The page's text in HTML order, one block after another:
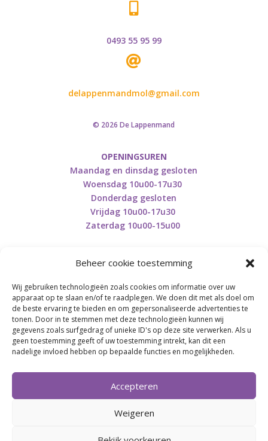
Beheer cookie toestemming
Wij gebruiken technologieën zoals cookies om informatie over uw
apparaat op te slaan en/of te raadplegen. We doen dit met als doel om
de beste ervaring te bieden en om gepersonaliseerde advertenties te
tonen. Door in te stemmen met deze technologieën kunnen wij
gegevens zoals surfgedrag of unieke ID's op deze site verwerken. Als u
geen toestemming geeft of uw toestemming intrekt, kan dit een
nadelige invloed hebben op bepaalde functies en mogelijkheden.
Accepteren
Weigeren

0493 55 95 99

delappenmandmol@gmail.com
© 2026 De Lappenmand
OPENINGSUREN
Maandag en dinsdag gesloten
Woensdag 10u00-17u30
Donderdag gesloten
Vrijdag 10u00-17u30
Zaterdag 10u00-15u00
Retourneren en herroepen
BE0746.853.082
BREI- EN HAAK-ATELJEE
Momenteel on hold wegens medische reden.
Heropstart september.